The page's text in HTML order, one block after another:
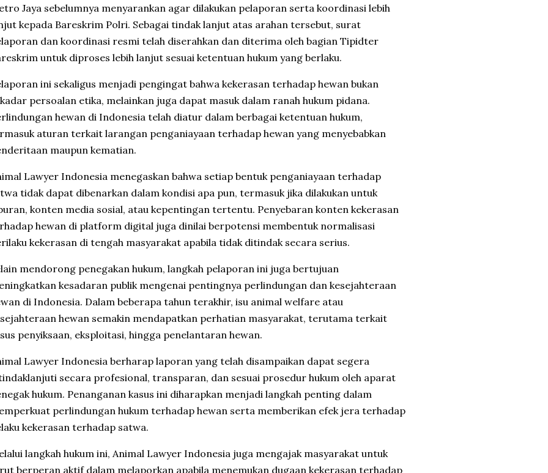
Jaya sebelumnya menyarankan agar dilakukan pelaporan serta koordinasi lebih
kepada Bareskrim Polri. Sebagai tindak lanjut atas arahan tersebut, surat
dan koordinasi resmi telah diserahkan dan diterima oleh bagian Tipidter
untuk diproses lebih lanjut sesuai ketentuan hukum yang berlaku.
ini sekaligus menjadi pengingat bahwa kekerasan terhadap hewan bukan
persoalan etika, melainkan juga dapat masuk dalam ranah hukum pidana.
hewan di Indonesia telah diatur dalam berbagai ketentuan hukum,
aturan terkait larangan penganiayaan terhadap hewan yang menyebabkan
maupun kematian.
Lawyer Indonesia menegaskan bahwa setiap bentuk penganiayaan terhadap
tidak dapat dibenarkan dalam kondisi apa pun, termasuk jika dilakukan untuk
konten media sosial, atau kepentingan tertentu. Penyebaran konten kekerasan
hewan di platform digital juga dinilai berpotensi membentuk normalisasi
kekerasan di tengah masyarakat apabila tidak ditindak secara serius.
mendorong penegakan hukum, langkah pelaporan ini juga bertujuan
kesadaran publik mengenai pentingnya perlindungan dan kesejahteraan
di Indonesia. Dalam beberapa tahun terakhir, isu animal welfare atau
hewan semakin mendapatkan perhatian masyarakat, terutama terkait
penyiksaan, eksploitasi, hingga penelantaran hewan.
Lawyer Indonesia berharap laporan yang telah disampaikan dapat segera
secara profesional, transparan, dan sesuai prosedur hukum oleh aparat
hukum. Penanganan kasus ini diharapkan menjadi langkah penting dalam
perlindungan hukum terhadap hewan serta memberikan efek jera terhadap
kekerasan terhadap satwa.
langkah hukum ini, Animal Lawyer Indonesia juga mengajak masyarakat untuk
berperan aktif dalam melaporkan apabila menemukan dugaan kekerasan terhadap